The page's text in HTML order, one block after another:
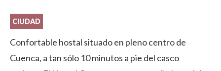
CIUDAD
Confortable hostal situado en pleno centro de
Cuenca, a tan sólo 10 minutos a pie del casco